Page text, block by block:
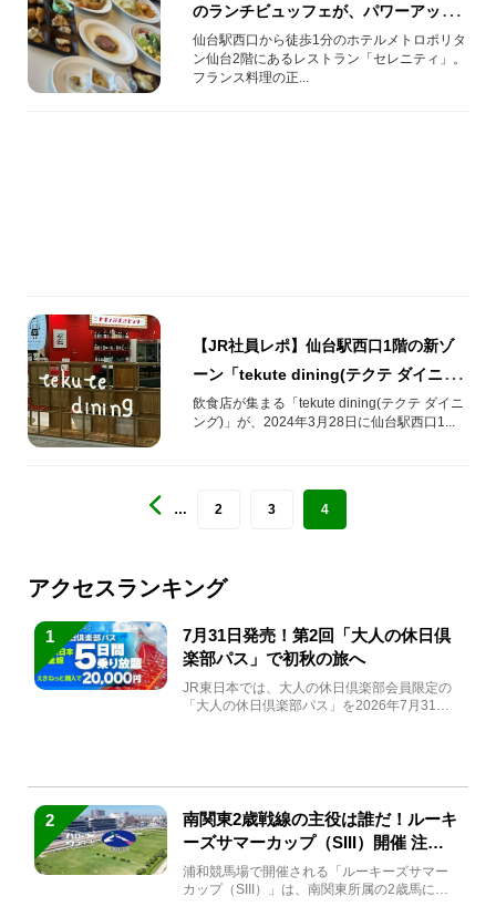
のランチビュッフェが、パワーアップ
＆リニューアル！
仙台駅西口から徒歩1分のホテルメトロポリタ
ン仙台2階にあるレストラン「セレニティ」。
フランス料理の正...
【JR社員レポ】仙台駅西口1階の新ゾ
ーン「tekute dining(テクテ ダイニン
グ)」に行ってみました！
飲食店が集まる「tekute dining(テクテ ダイニ
ング)」が、2024年3月28日に仙台駅西口1...
… 2 3 4
アクセスランキング
1
7月31日発売！第2回「大人の休日倶
楽部パス」で初秋の旅へ
JR東日本では、大人の休日倶楽部会員限定の
「大人の休日倶楽部パス」を2026年7月31日
2
南関東2歳戦線の主役は誰だ！ルーキ
ーズサマーカップ（SIII）開催 注目
馬と見どころをチェック
浦和競馬場で開催される「ルーキーズサマー
カップ（SIII）」は、南関東所属の2歳馬によ